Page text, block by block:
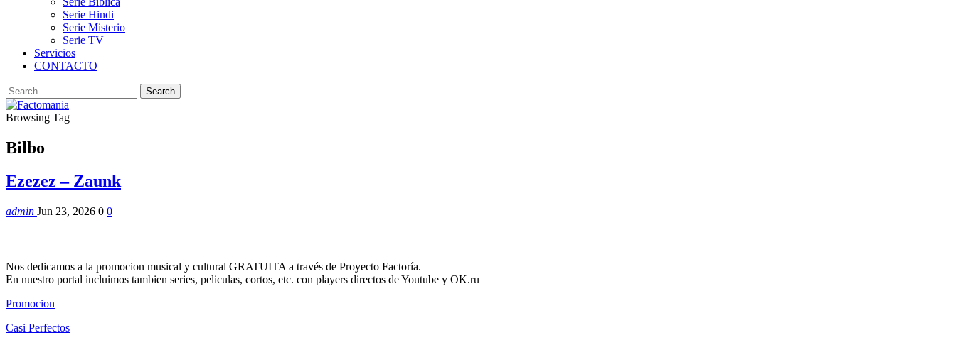
Serie Hindi
Serie Misterio
Serie TV
Servicios
CONTACTO
Browsing Tag
Bilbo
Ezezez – Zaunk
admin Jun 23, 2026 0 0
Nos dedicamos a la promocion musical y cultural GRATUITA a través de Proyecto Factoría.
En nuestro portal incluimos tambien series, peliculas, cortos, etc. con players directos de Youtube y OK.ru
Promocion
Casi Perfectos